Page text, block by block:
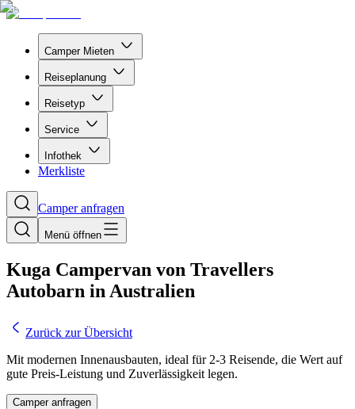
Camper Mieten
Reiseplanung
Reisetyp
Service
Infothek
Merkliste
Camper anfragen
Menü öffnen
Kuga Campervan von Travellers
Autobarn in Australien
Zurück zur Übersicht
Mit modernen Innenausbauten, ideal für 2-3 Reisende, die Wert auf
gute Preis-Leistung und Zuverlässigkeit legen.
Camper anfragen